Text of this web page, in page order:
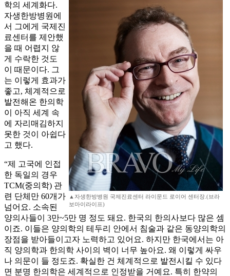
▲자생한방병원 국제진료센터 라이문드 로이어 센터장.(브라
보마이라이프)
학의 세계화다.
자생한방병원에
서 그에게 국제진
료센터를 제안했
을 때 어렵지 않
게 수락한 것도
이 때문이다. 그
는 이렇게 효과가
좋고, 체계적으로
발전해온 한의학
이 아직 세계 속
에 자리매김하지
못한 것이 아쉽다
고 했다.
“제 고국에 인접
한 독일의 경우
TCM(중의학) 관
련 단체만 60개가
넘어요. 소속된
양의사들이 3만~5만 명 정도 돼요. 한국의 한의사보다 많은 셈
이죠. 이들은 양의학의 테두리 안에서 침술과 같은 동양의학의
장점을 받아들이고자 노력하고 있어요. 하지만 한국에서는 아
직 양의학과 한의학 사이의 벽이 너무 높아요. 왜 이렇게 싸우
나 의문이 들 정도죠. 확실한 건 체계적으로 발전시킬 수 있다
면 분명 한의학은 세계적으로 인정받을 거예요. 특히 한약의